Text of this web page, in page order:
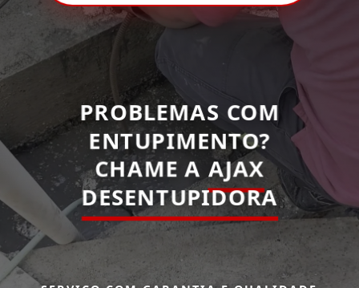
PROBLEMAS COM
ENTUPIMENTO?
CHAME A AJAX
DESENTUPIDORA